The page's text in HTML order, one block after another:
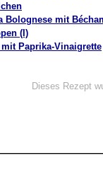
Bolognese mit
(I)
Paprika-Vinaigrette
Dieses Rezept